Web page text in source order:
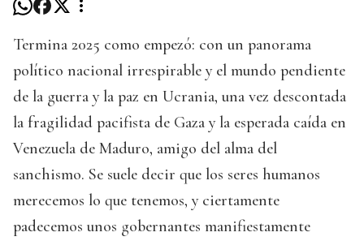
Termina 2025 como empezó: con un panorama
político nacional irrespirable y el mundo pendiente
de la guerra y la paz en Ucrania, una vez descontada
la fragilidad pacifista de Gaza y la esperada caída en
Venezuela de Maduro, amigo del alma del
sanchismo. Se suele decir que los seres humanos
merecemos lo que tenemos, y ciertamente
padecemos unos gobernantes manifiestamente